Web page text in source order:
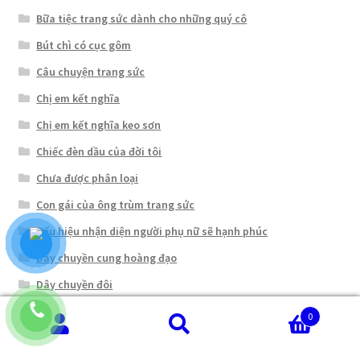
Bữa tiệc trang sức dành cho những quý cô
Bút chì có cục gôm
Câu chuyện trang sức
Chị em kết nghĩa
Chị em kết nghĩa keo sơn
Chiếc đèn dầu của đời tôi
Chưa được phân loại
Con gái của ông trùm trang sức
Dấu hiệu nhận diện người phụ nữ sẽ hạnh phúc
Dây chuyền cung hoàng đạo
Dây chuyền đôi
dây chuyền hồ ly
Dây chuyền mặt phật
Tìm
Tìm
0